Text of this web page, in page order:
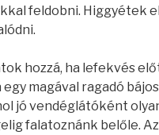
feldobni. Higgyétek
hozzá, ha lefekvés
egy magával ragadó
jó vendéglátóként
falatoznánk belőle.